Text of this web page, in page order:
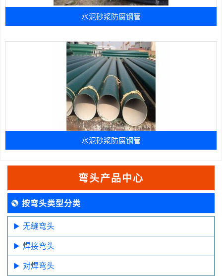
水泥砂浆防腐钢管
水泥砂浆防腐钢管
弯头产品中心
按弯头类型分类
无缝弯头
焊接弯头
对焊弯头